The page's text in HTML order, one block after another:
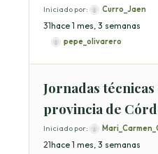
Iniciado por: Curro_Jaen
31hace 1 mes, 3 semanas
pepe_olivarero
Jornadas
provincia de
Iniciado por:
21hace 1 mes, 3 semanas